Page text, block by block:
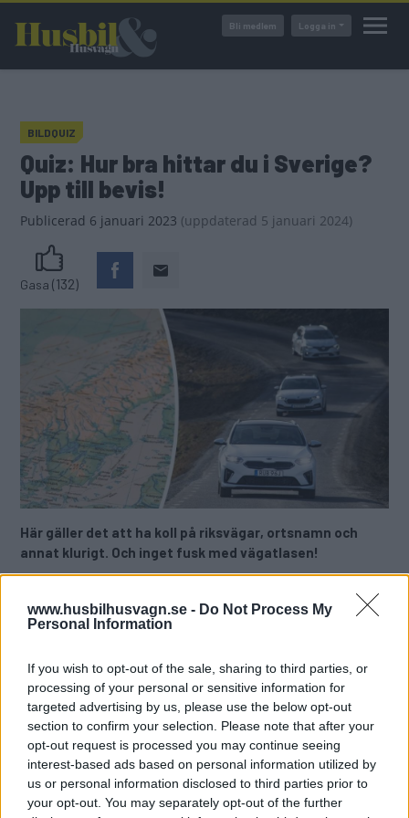
www.husbilhusvagn.se - Do Not Process My
Personal Information
If you wish to opt-out of the sale, sharing to third parties, or
processing of your personal or sensitive information for
targeted advertising by us, please use the below opt-out
section to confirm your selection. Please note that after your
opt-out request is processed you may continue seeing
interest-based ads based on personal information utilized by
us or personal information disclosed to third parties prior to
your opt-out. You may separately opt-out of the further
huvudinnehåll
Bli medlem Logga in
BILDQUIZ
Quiz: Hur bra hittar du i Sverige?
Upp till bevis!
Publicerad 6 januari 2023 (uppdaterad 5 januari 2024)
Gasa (132)
Här gäller det att ha koll på riksvägar, ortsnamn och
annat klurigt. Och inget fusk med vägatlasen!
Hittar du?
Text
Redaktionen
Det här är en låst artikel.Logga inför
att fortsätta läsa.